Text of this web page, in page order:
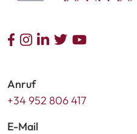
Anruf
+34 952 806 417
E-Mail